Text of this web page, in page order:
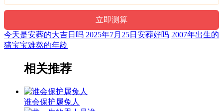
今天是安葬的大吉日吗 2025年7月25日安葬好吗 2007年出生的
猪宝宝难熬的年龄
相关推荐
谁会保护属兔人